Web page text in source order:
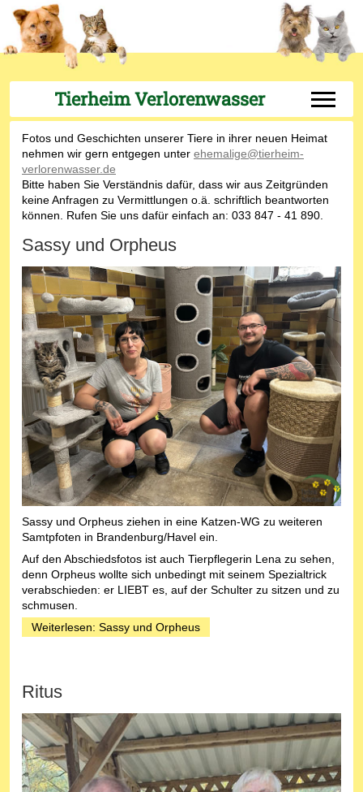
Tierheim Verlorenwasser Off-
Fotos und Geschichten unserer Tiere in ihrer neuen Heimat
nehmen wir gern entgegen unter ehemalige@tierheim-
verlorenwasser.de
Bitte haben Sie Verständnis dafür, dass wir aus Zeitgründen
keine Anfragen zu Vermittlungen o.ä. schriftlich beantworten
können. Rufen Sie uns dafür einfach an: 033 847 - 41 890.
Sassy und Orpheus
Sassy und Orpheus ziehen in eine Katzen-WG zu weiteren
Samtpfoten in Brandenburg/Havel ein.
Auf den Abschiedsfotos ist auch Tierpflegerin Lena zu sehen,
denn Orpheus wollte sich unbedingt mit seinem Spezialtrick
verabschieden: er LIEBT es, auf der Schulter zu sitzen und zu
schmusen.
Weiterlesen: Sassy und Orpheus
Ritus